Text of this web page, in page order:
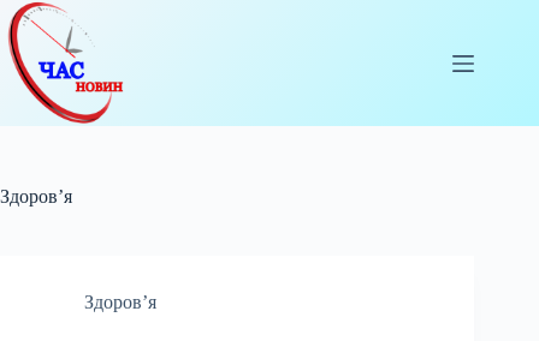
Перейти
до
вмісту
Здоров’я
Здоров’я